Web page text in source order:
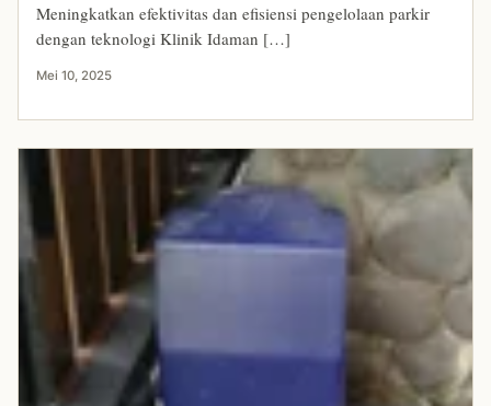
Meningkatkan efektivitas dan efisiensi pengelolaan parkir
dengan teknologi Klinik Idaman […]
Mei 10, 2025